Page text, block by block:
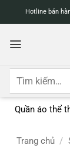
dung
Hotline bán
Tìm
Quần áo thể
Trang chủ /